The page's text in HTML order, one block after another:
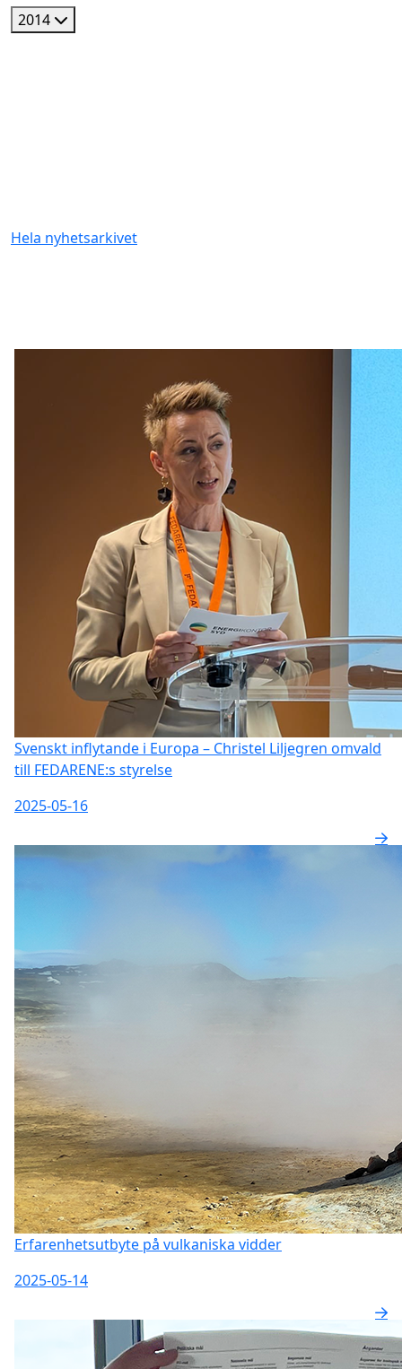
2014
Hela nyhetsarkivet
Svenskt inflytande i Europa – Christel Liljegren omvald
till FEDARENE:s styrelse
2025-05-16
Erfarenhetsutbyte på vulkaniska vidder
2025-05-14